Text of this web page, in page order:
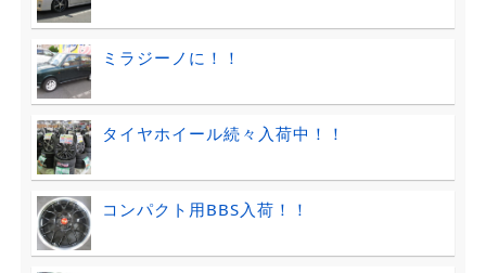
ミラジーノに！！
タイヤホイール続々入荷中！！
コンパクト用BBS入荷！！